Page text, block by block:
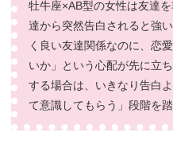
牡牛座×AB型の女性は友達
達から突然告白されると強
く良い友達関係なのに、恋
いか」という心配が先に立
する場合は、いきなり告白
て意識してもらう」段階を